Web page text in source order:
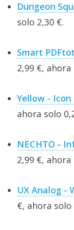
Dungeon
solo 2,30 €.
Smart
2,99 €, ahora
Yellow - Icon
ahora solo
NECHTO -
2,99 €, ahora
UX Analog -
€, ahora solo